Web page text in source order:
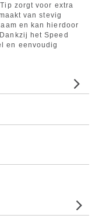
zorgt voor extra
van stevig
en kan hierdoor
het Speed
en eenvoudig